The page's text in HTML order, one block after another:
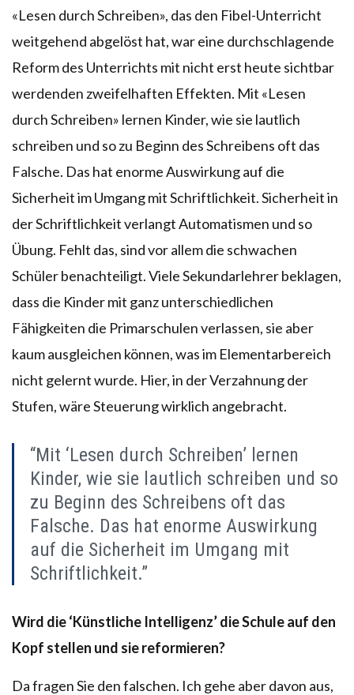
«Lesen durch Schreiben», das den Fibel-Unterricht
weitgehend abgelöst hat, war eine durchschlagende
Reform des Unterrichts mit nicht erst heute sichtbar
werdenden zweifelhaften Effekten. Mit «Lesen
durch Schreiben» lernen Kinder, wie sie lautlich
schreiben und so zu Beginn des Schreibens oft das
Falsche. Das hat enorme Auswirkung auf die
Sicherheit im Umgang mit Schriftlichkeit. Sicherheit in
der Schriftlichkeit verlangt Automatismen und so
Übung. Fehlt das, sind vor allem die schwachen
Schüler benachteiligt. Viele Sekundarlehrer beklagen,
dass die Kinder mit ganz unterschiedlichen
Fähigkeiten die Primarschulen verlassen, sie aber
kaum ausgleichen können, was im Elementarbereich
nicht gelernt wurde. Hier, in der Verzahnung der
Stufen, wäre Steuerung wirklich angebracht.
“Mit ‘Lesen durch Schreiben’ lernen
Kinder, wie sie lautlich schreiben und so
zu Beginn des Schreibens oft das
Falsche. Das hat enorme Auswirkung
auf die Sicherheit im Umgang mit
Schriftlichkeit.”
Wird die ‘Künstliche Intelligenz’ die Schule auf den
Kopf stellen und sie reformieren?
Da fragen Sie den falschen. Ich gehe aber davon aus,